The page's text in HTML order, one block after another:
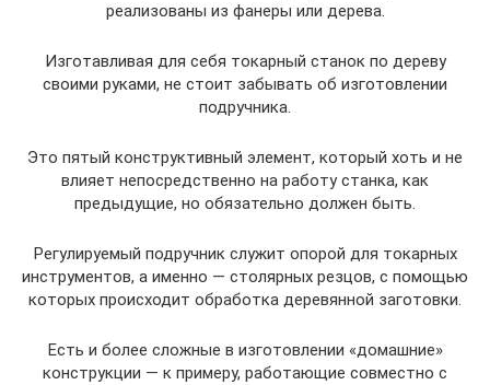
реализованы из фанеры или дерева.
Изготавливая для себя токарный станок по дереву
своими руками, не стоит забывать об изготовлении
подручника.
Это пятый конструктивный элемент, который хоть и не
влияет непосредственно на работу станка, как
предыдущие, но обязательно должен быть.
Регулируемый подручник служит опорой для токарных
инструментов, а именно — столярных резцов, с помощью
которых происходит обработка деревянной заготовки.
Есть и более сложные в изготовлении «домашние»
конструкции — к примеру, работающие совместно с